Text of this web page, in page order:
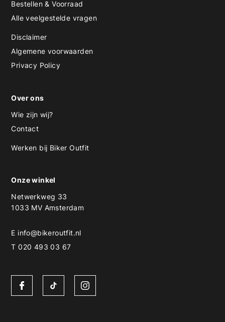
Bestellen & Voorraad
Alle veelgestelde vragen
Disclaimer
Algemene voorwaarden
Privacy Policy
Over ons
Wie zijn wij?
Contact
Werken bij Biker Outfit
Onze winkel
Netwerkweg 33
1033 MV Amsterdam
E info@bikeroutfit.nl
T 020 493 03 67